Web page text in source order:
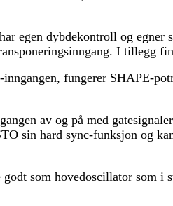
egen dybdekontroll og
I tillegg
fungerer SHAPE-
av og på med
sin hard sync-funksjon og
som hovedoscillator som